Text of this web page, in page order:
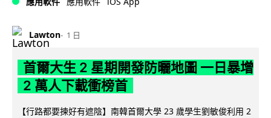
Lawton 1 日
首爾大生 2 星期開發防曬地圖 一日暴增
2 萬人下載衝榜首
【行路都要揀好有遮陰】南韓首爾大學 23 歲學生劉敏俊利用 2